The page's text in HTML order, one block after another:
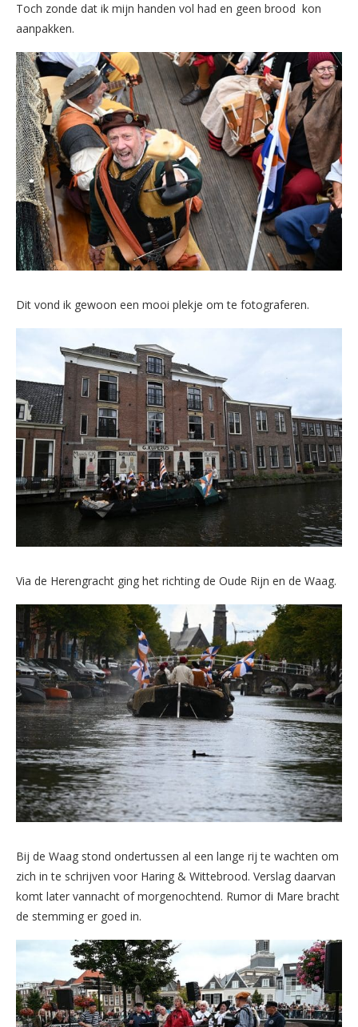
Toch zonde dat ik mijn handen vol had en geen brood kon
aanpakken.
Dit vond ik gewoon een mooi plekje om te fotograferen.
Via de Herengracht ging het richting de Oude Rijn en de Waag.
Bij de Waag stond ondertussen al een lange rij te wachten om
zich in te schrijven voor Haring & Wittebrood. Verslag daarvan
komt later vannacht of morgenochtend. Rumor di Mare bracht
de stemming er goed in.